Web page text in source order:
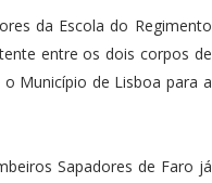
da Escola do Regimento
entre os dois corpos de
Município de Lisboa para a
Sapadores de Faro já